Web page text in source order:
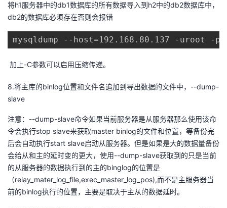
将h1服务器中的db1数据库的所有数据导入到h2中的db2数据库中，
db2的数据库必须存在否则会报错
mysqldump --host=192.168.80.137 -uroot
加上-C参数可以启用压缩传递。
8.将主库的binlog位置和文件名追加到导出数据的文件中，--dump-
slave
注意：--dump-slave命令如果当前服务器是从服务器那么使用该命
令会执行stop slave来获取master binlog的文件和位置，等备份完
后会自动执行start slave启动从服务器。但是如果是大的数据量备份
会给从和主的延时变的更大，使用--dump-slave获取到的只是当前
的从服务器的数据执行到的主的binglog的位置是
（relay_mater_log_file,exec_master_log_pos),而不是主服务器当
前的binlog执行的位置，主要是取决于主从的数据延时。